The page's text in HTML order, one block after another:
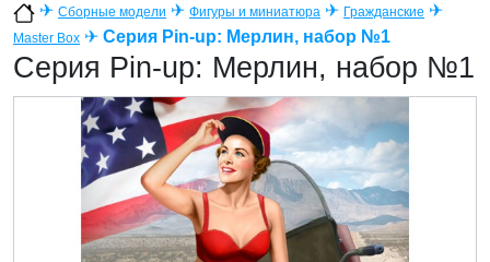
✈ Сборные модели ✈ Фигуры и миниатюра ✈ Гражданские ✈
Master Box ✈ Серия Pin-up: Мерлин, набор №1
Серия Pin-up: Мерлин, набор №1